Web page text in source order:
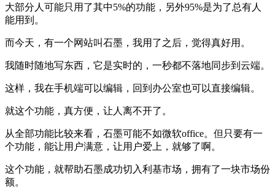
大部分人可能只用了其中5%的功能，另外95%是为了总有人
能用到。
而今天，有一个网站叫石墨，我用了之后，觉得真好用。
我随时随地写东西，它是实时的，一秒都不落地同步到云端。
这样，我在手机端可以编辑，回到办公室也可以直接编辑。
就这个功能，真方便，让人离不开了。
从全部功能比较来看，石墨可能不如微软office。但只要有一
个功能，能让用户满意，让用户爱上，就够了啊。
这个功能，就帮助石墨成功切入利基市场，拥有了一块市场份
额。